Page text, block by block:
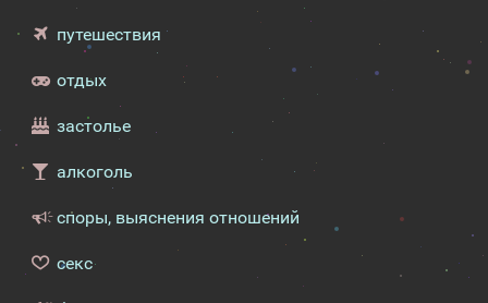
путешествия
отдых
застолье
алкоголь
споры, выяснения отношений
секс